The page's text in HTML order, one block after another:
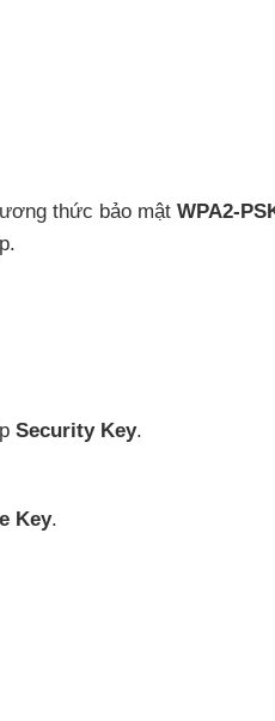
thức bảo mật WPA2-
Security Key.
Key.